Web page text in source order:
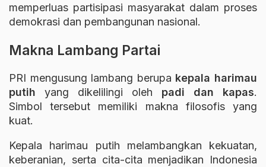
memperluas partisipasi masyarakat dalam proses
demokrasi dan pembangunan nasional.
Makna Lambang Partai
PRI mengusung lambang berupa kepala harimau
putih yang dikelilingi oleh padi dan kapas.
Simbol tersebut memiliki makna filosofis yang
kuat.
Kepala harimau putih melambangkan kekuatan,
keberanian, serta cita-cita menjadikan Indonesia